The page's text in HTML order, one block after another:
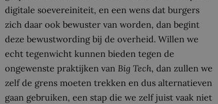
digitale soevereiniteit, en een wens dat burgers
zich daar ook bewuster van worden, dan begint
deze bewustwording bij de overheid. Willen we
echt tegenwicht kunnen bieden tegen de
ongewenste praktijken van Big Tech, dan zullen we
zelf de grens moeten trekken en dus alternatieven
gaan gebruiken, een stap die we zelf juist vaak niet